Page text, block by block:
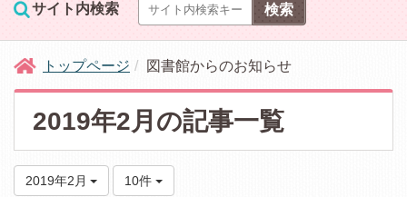
サイト内検索
トップページ 図書館からのお知らせ
2019年2月の記事一覧
2019年2月 10件